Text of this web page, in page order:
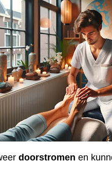
doorstromen en